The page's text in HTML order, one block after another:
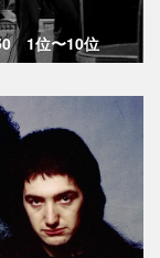
1位〜10位